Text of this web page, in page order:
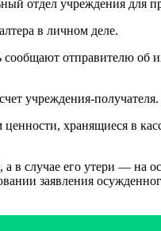
отдел учреждения
в личном деле.
отправителю об
учреждения-получателя.
хранящиеся в
в случае его утери — на
заявления